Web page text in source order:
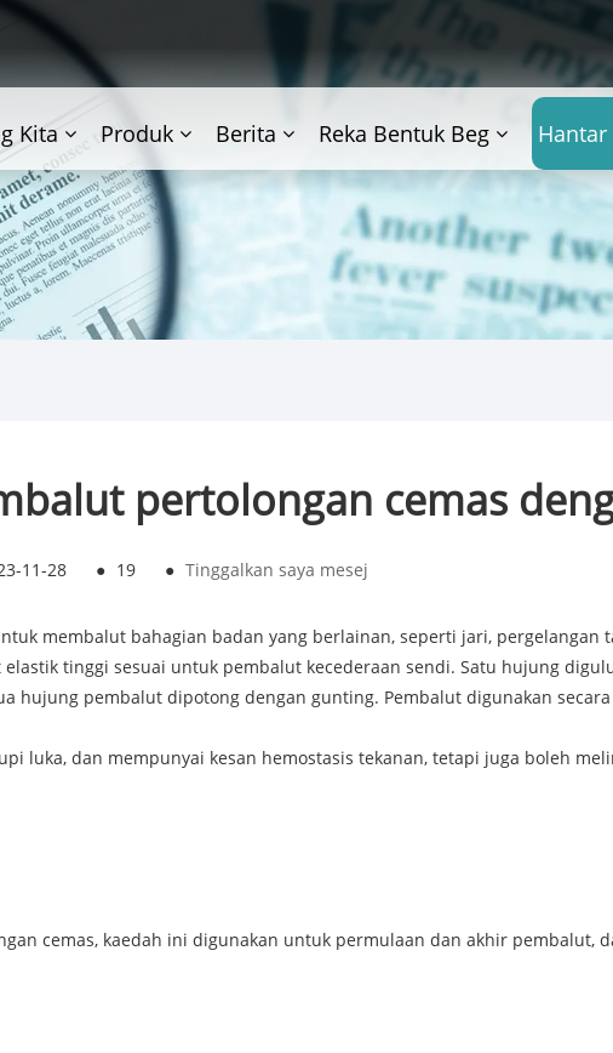
Kita Produk Berita Reka Bentuk Beg Hantar
pertolongan cemas
11-28 ● 19 ● Tinggalkan saya mesej
membalut bahagian badan yang berlainan, seperti jari, pergelangan
tinggi sesuai untuk pembalut kecederaan sendi. Satu hujung
hujung pembalut dipotong dengan gunting. Pembalut digunakan
luka, dan mempunyai kesan hemostasis tekanan, tetapi juga boleh
cemas, kaedah ini digunakan untuk permulaan dan akhir pembalut,